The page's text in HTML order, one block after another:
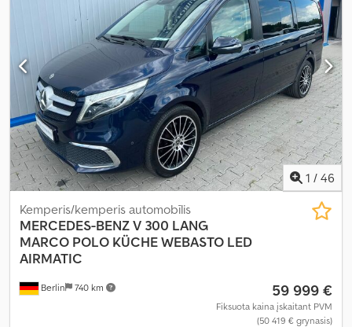
1 / 46
Berlin 740 km
Kemperis/kemperis automobīlis
MERCEDES-BENZV 300 LANG
MARCO POLO KÜCHE WEBASTO LED
AIRMATIC
59 999 €
Fiksuota kaina įskaitant PVM
(50 419 € grynasis)